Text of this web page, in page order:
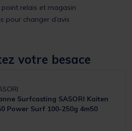
relais et magasin
pour changer d’avis
votre besace
Surfcasting SASORI Kaiten
Power Surf 100-250g 4m50